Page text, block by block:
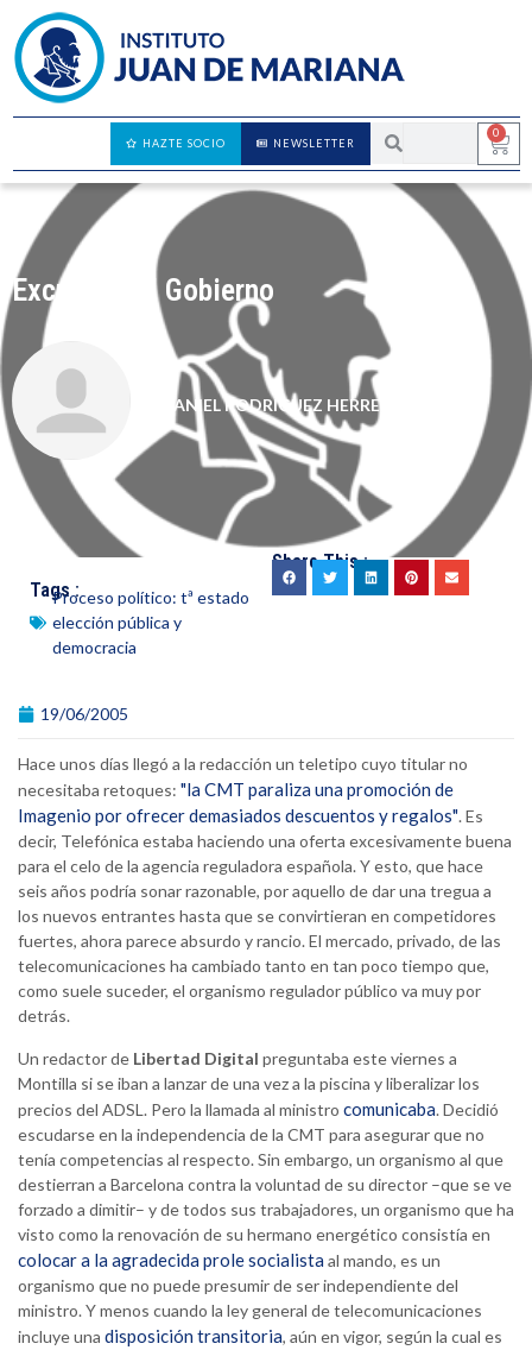
0
NEWSLETTER
HAZTE SOCIO
Excusas del Gobierno
DANIEL RODRÍGUEZ HERRERA
Tags :Proceso político: tª estado
elección pública y
democracia
Share This :
19/06/2005
Hace unos días llegó a la redacción un teletipo cuyo titular no
necesitaba retoques: "la CMT paraliza una promoción de
Imagenio por ofrecer demasiados descuentos y regalos". Es
decir, Telefónica estaba haciendo una oferta excesivamente buena
para el celo de la agencia reguladora española. Y esto, que hace
seis años podría sonar razonable, por aquello de dar una tregua a
los nuevos entrantes hasta que se convirtieran en competidores
fuertes, ahora parece absurdo y rancio. El mercado, privado, de las
telecomunicaciones ha cambiado tanto en tan poco tiempo que,
como suele suceder, el organismo regulador público va muy por
detrás.
Un redactor de Libertad Digital preguntaba este viernes a
Montilla si se iban a lanzar de una vez a la piscina y liberalizar los
precios del ADSL. Pero la llamada al ministro comunicaba. Decidió
escudarse en la independencia de la CMT para asegurar que no
tenía competencias al respecto. Sin embargo, un organismo al que
destierran a Barcelona contra la voluntad de su director –que se ve
forzado a dimitir– y de todos sus trabajadores, un organismo que ha
visto como la renovación de su hermano energético consistía en
colocar a la agradecida prole socialista al mando, es un
organismo que no puede presumir de ser independiente del
ministro. Y menos cuando la ley general de telecomunicaciones
incluye una disposición transitoria, aún en vigor, según la cual es